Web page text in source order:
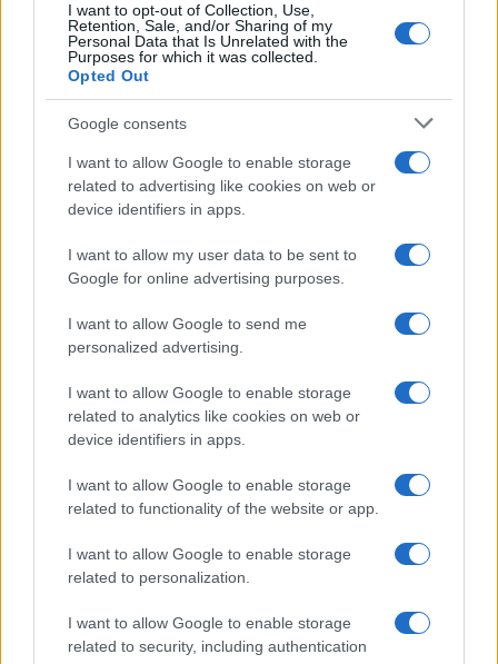
I want to opt-out of Collection, Use,
Retention, Sale, and/or Sharing of my
Personal Data that Is Unrelated with the
Purposes for which it was collected.
Opted Out
Google consents
I want to allow Google to enable storage
related to advertising like cookies on web or
device identifiers in apps.
I want to allow my user data to be sent to
Google for online advertising purposes.
I want to allow Google to send me
personalized advertising.
I want to allow Google to enable storage
related to analytics like cookies on web or
device identifiers in apps.
I want to allow Google to enable storage
related to functionality of the website or app.
I want to allow Google to enable storage
related to personalization.
I want to allow Google to enable storage
related to security, including authentication
Aguacate en la cocina: 10 recetas rápidas y deliciosas
MÁS LEÍDOS
Día mundial de la tarta de queso 2026: recetas y
curiosidades
Dominar las bases de los postres: cremas, siropes y
texturas
Cómo preparar arroz con leche sedoso con
proporciones perfectas y aromas irresistibles
Emulsiones perfectas y control de temperatura para